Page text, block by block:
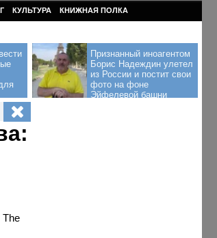
КУЛЬТУРА КНИЖНАЯ ПОЛКА
Признанный иноагентом
Борис Надеждин улетел
из России и постит свои
фото на фоне
Эйфелевой башни
The